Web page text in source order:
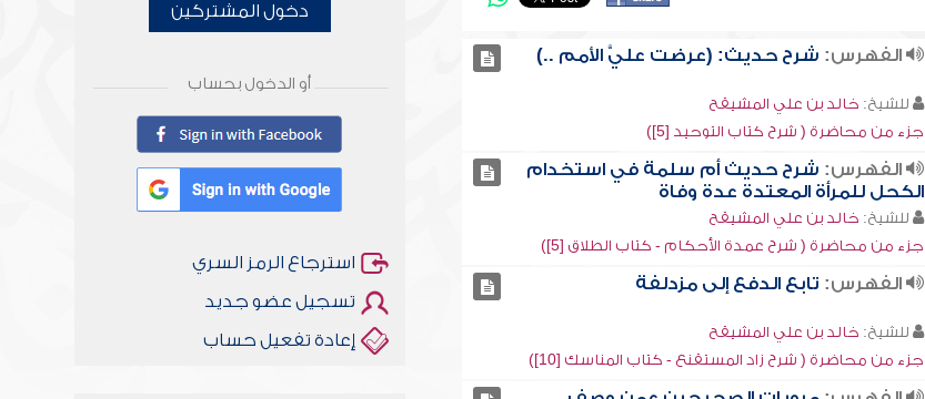
الفهرس: شرح حديث: (عرضت عليَّ الأمم ..)
للشيخ: خالد بن علي المشيقح
جزء من محاضرة ( شرح كتاب التوحيد [5])
الفهرس: شرح حديث أم سلمة في استخدام
الكحل للمرأة المعتدة عدة وفاة
للشيخ: خالد بن علي المشيقح
جزء من محاضرة ( شرح عمدة الأحكام - كتاب الطلاق [5])
الفهرس: تابع الدفع إلى مزدلفة
للشيخ: خالد بن علي المشيقح
جزء من محاضرة ( شرح زاد المستقنع - كتاب المناسك [10])
دخول المشتركين
أو الدخول بحساب
استرجاع الرمز السري
تسجيل عضو جديد
إعادة تفعيل حساب